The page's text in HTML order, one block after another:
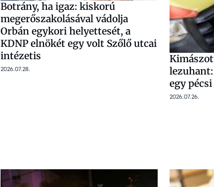
Botrány, ha igaz: kiskorú
megerőszakolásával vádolja
Orbán egykori helyettesét, a
KDNP elnökét egy volt Szőlő utcai
intézetis
2026.07.28.
egy
2026.07.26.